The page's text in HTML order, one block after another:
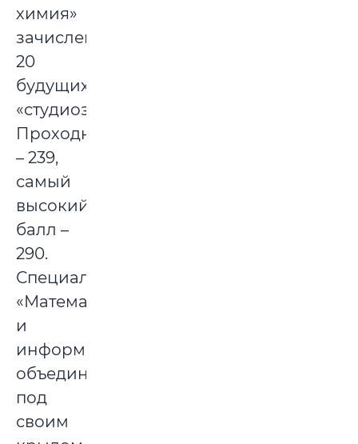
химия»
зачислено
20
будущих
«студиозусов».
Проходной
– 239,
самый
высокий
балл –
290.
Специальность
«Математика
и
информатика»
объединит
под
своим